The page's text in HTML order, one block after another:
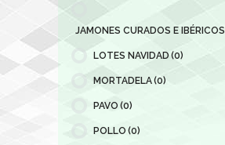
JAMONES CURADOS E IBÉRICOS
LOTES NAVIDAD(0)
MORTADELA(0)
PAVO (0)
POLLO (0)